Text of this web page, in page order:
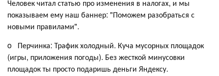
Человек читал статью про изменения в налогах, и мы
показываем ему наш баннер: "Поможем разобраться с
новыми правилами".
o Перчинка: Трафик холодный. Куча мусорных площадок
(игры, приложения погоды). Без жесткой минусовки
площадок ты просто подаришь деньги Яндексу.